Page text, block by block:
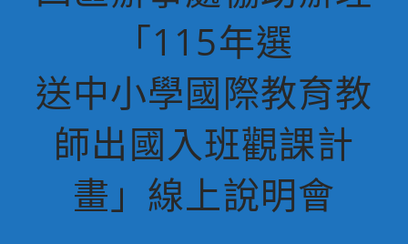
「115年選
送中小學國際教育教
師出國入班觀課計
畫」線上說明會